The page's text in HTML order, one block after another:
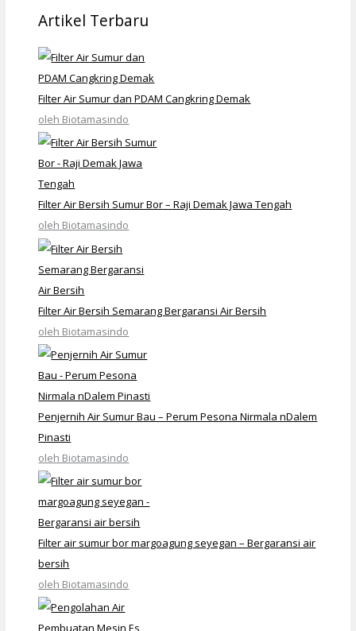
Artikel Terbaru
Filter Air Sumur dan PDAM Cangkring Demak
oleh Biotamasindo
Filter Air Bersih Sumur Bor – Raji Demak Jawa Tengah
oleh Biotamasindo
Filter Air Bersih Semarang Bergaransi Air Bersih
oleh Biotamasindo
Penjernih Air Sumur Bau – Perum Pesona Nirmala nDalem
Pinasti
oleh Biotamasindo
Filter air sumur bor margoagung seyegan – Bergaransi air
bersih
oleh Biotamasindo